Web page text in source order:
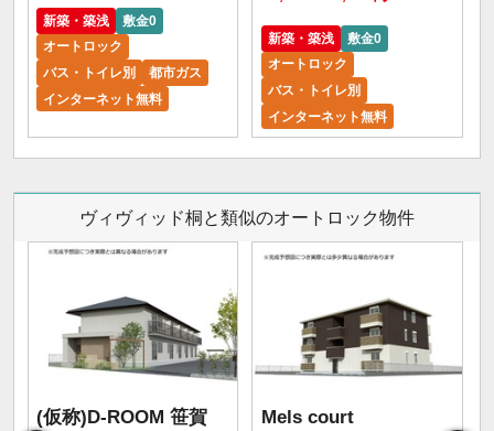
新築・築浅
敷金0
オートロック
バス・トイレ別
都市ガス
インターネット無料
新築・築浅
敷金0
オートロック
バス・トイレ別
インターネット無料
ヴィヴィッド桐と類似のオートロック物件
(仮称)D-ROOM 笹賀 Mels court